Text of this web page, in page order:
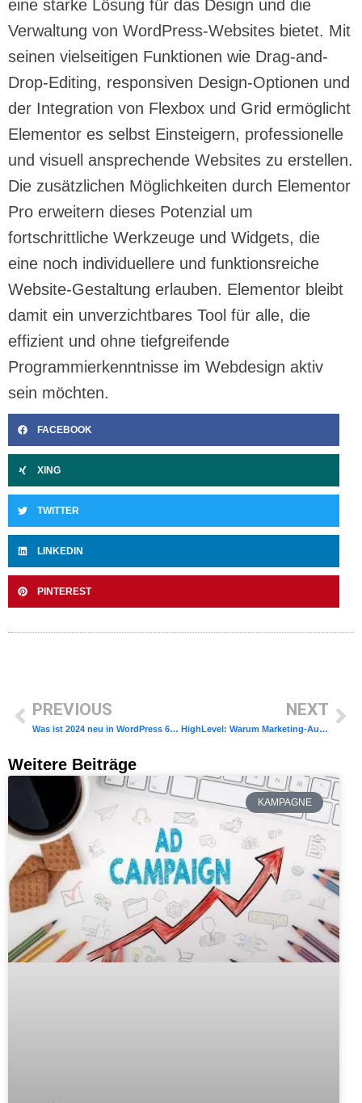
eine starke Lösung für das Design und die
Verwaltung von WordPress-Websites bietet. Mit
seinen vielseitigen Funktionen wie Drag-and-
Drop-Editing, responsiven Design-Optionen und
der Integration von Flexbox und Grid ermöglicht
Elementor es selbst Einsteigern, professionelle
und visuell ansprechende Websites zu erstellen.
Die zusätzlichen Möglichkeiten durch Elementor
Pro erweitern dieses Potenzial um
fortschrittliche Werkzeuge und Widgets, die
eine noch individuellere und funktionsreiche
Website-Gestaltung erlauben. Elementor bleibt
damit ein unverzichtbares Tool für alle, die
effizient und ohne tiefgreifende
Programmierkenntnisse im Webdesign aktiv
sein möchten.
FACEBOOK
XING
TWITTER
LINKEDIN
PINTEREST
PREVIOUS
Was ist 2024 neu in WordPress 6.5?
NEXT
HighLevel: Warum Marketing-Automatisierung für Freelancer entscheidend ist – besonders bei der Neukundengewinnung
Weitere Beiträge
KAMPAGNE